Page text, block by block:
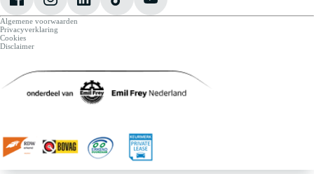
Algemene voorwaarden
Privacyverklaring
Cookies
Disclaimer